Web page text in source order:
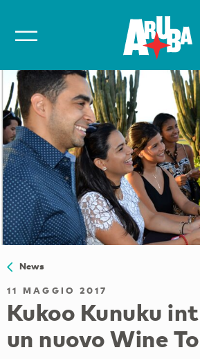
News
11 MAGGIO 2017
Kukoo Kunuku
un nuovo Wine